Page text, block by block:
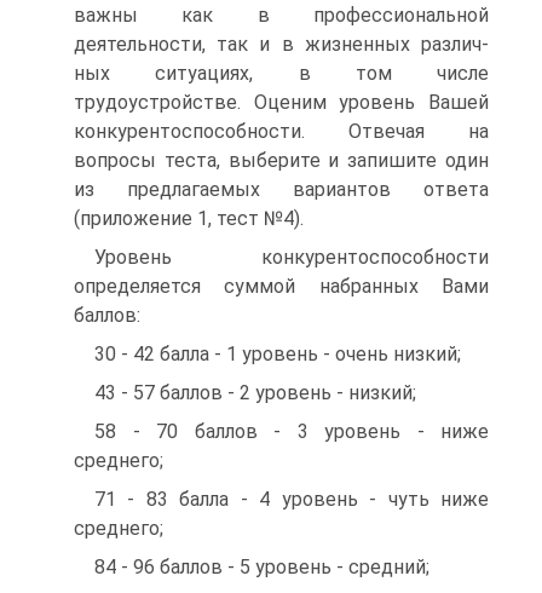
важны как в профессиональной
деятельности, так и в жизненных различ-
ных ситуациях, в том числе
трудоустройстве. Оценим уровень Вашей
конкурентоспособности. Отвечая на
вопросы теста, выберите и запишите один
из предлагаемых вариантов ответа
(приложение 1, тест №4).
Уровень конкурентоспособности
определяется суммой набранных Вами
баллов:
30 - 42 балла - 1 уровень - очень низкий;
43 - 57 баллов - 2 уровень - низкий;
58 - 70 баллов - 3 уровень - ниже
среднего;
71 - 83 балла - 4 уровень - чуть ниже
среднего;
84 - 96 баллов - 5 уровень - средний;